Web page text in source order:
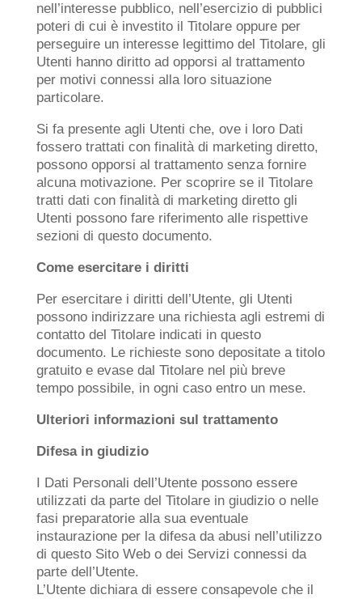
nell’interesse pubblico, nell’esercizio di pubblici
poteri di cui è investito il Titolare oppure per
perseguire un interesse legittimo del Titolare, gli
Utenti hanno diritto ad opporsi al trattamento
per motivi connessi alla loro situazione
particolare.
Si fa presente agli Utenti che, ove i loro Dati
fossero trattati con finalità di marketing diretto,
possono opporsi al trattamento senza fornire
alcuna motivazione. Per scoprire se il Titolare
tratti dati con finalità di marketing diretto gli
Utenti possono fare riferimento alle rispettive
sezioni di questo documento.
Come esercitare i diritti
Per esercitare i diritti dell’Utente, gli Utenti
possono indirizzare una richiesta agli estremi di
contatto del Titolare indicati in questo
documento. Le richieste sono depositate a titolo
gratuito e evase dal Titolare nel più breve
tempo possibile, in ogni caso entro un mese.
Ulteriori informazioni sul trattamento
Difesa in giudizio
I Dati Personali dell’Utente possono essere
utilizzati da parte del Titolare in giudizio o nelle
fasi preparatorie alla sua eventuale
instaurazione per la difesa da abusi nell’utilizzo
di questo Sito Web o dei Servizi connessi da
parte dell’Utente.
L’Utente dichiara di essere consapevole che il